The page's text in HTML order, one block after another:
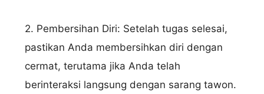
2. Pembersihan Diri: Setelah tugas selesai,
pastikan Anda membersihkan diri dengan
cermat, terutama jika Anda telah
berinteraksi langsung dengan sarang tawon.